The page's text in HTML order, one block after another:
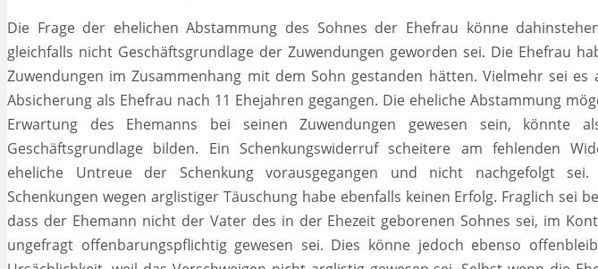
Die Frage der ehelichen Abstammung des Sohnes der Ehefrau könne
gleichfalls nicht Geschäftsgrundlage der Zuwendungen geworden sei. Die Ehefrau
Zuwendungen im Zusammenhang mit dem Sohn gestanden hätten. Vielmehr sei es
Absicherung als Ehefrau nach 11 Ehejahren gegangen. Die eheliche Abstammung
Erwartung des Ehemanns bei seinen Zuwendungen gewesen sein, könnte
Geschäftsgrundlage bilden. Ein Schenkungswiderruf scheitere am fehlenden
eheliche Untreue der Schenkung vorausgegangen und nicht nachgefolgt
Schenkungen wegen arglistiger Täuschung habe ebenfalls keinen Erfolg. Fraglich sei
dass der Ehemann nicht der Vater des in der Ehezeit geborenen Sohnes sei, im
ungefragt offenbarungspflichtig gewesen sei. Dies könne jedoch ebenso